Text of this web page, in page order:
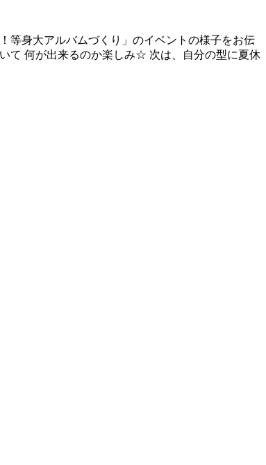
等身大アルバムづくり」のイベントの様子をお伝
て 何が出来るのか楽しみ☆ 次は、自分の型に夏休